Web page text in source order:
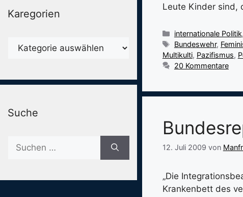
Leute Kinder sind,
Kategorien
internationale Politik,
Schlagwörter
Bundeswehr,
Multikulti, Pazifismus,
20 Kommentare
12. Juli 2009 von
„Die
Krankenbett des
Karegorien
Karegorien
Suche
nach: